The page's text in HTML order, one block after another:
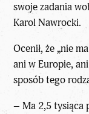
swoje zadania
Karol Nawrocki.
Ocenił, że „nie
ani w Europie,
sposób tego
– Ma 2,5 tysiąca